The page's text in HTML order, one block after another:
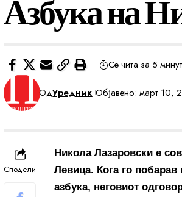
Азбука на
ОдУредник Објавено: март 10,
Се чита за 5
Сподели
Никола Лазаровски е
Левица. Кога го
азбука, неговиот